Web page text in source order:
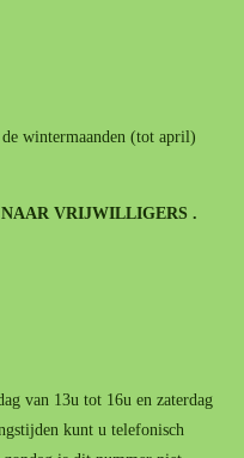
wintermaanden (tot april)
VRIJWILLIGERS .
van 13u tot 16u en zaterdag
kunt u telefonisch